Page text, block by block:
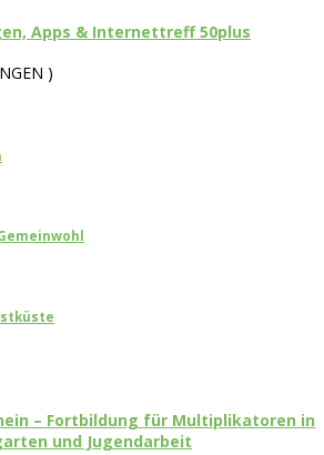
Apps & Internettreff 50plus
)
– Fortbildung für Multiplikatoren in
und Jugendarbeit